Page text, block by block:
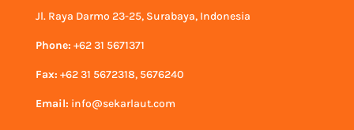
Jl. Raya Darmo 23-25, Surabaya, Indonesia
Phone: +62 31 5671371
Fax: +62 31 5672318, 5676240
Email: info@sekarlaut.com